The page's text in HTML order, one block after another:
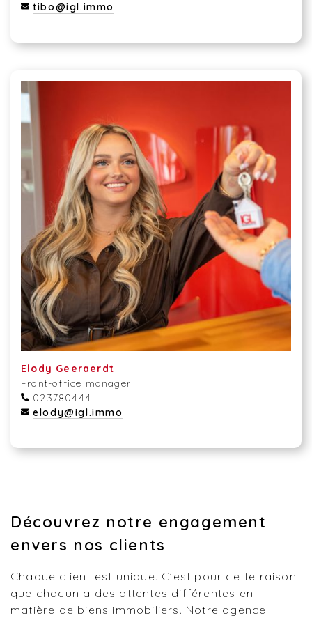
tibo@igl.immo
Elody Geeraerdt
Front-office manager
023780444
elody@igl.immo
Découvrez notre engagement
envers nos clients
Chaque client est unique. C’est pour cette raison
que chacun a des attentes différentes en
matière de biens immobiliers. Notre agence